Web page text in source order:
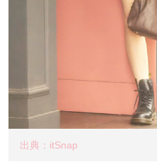
出典：itSnap